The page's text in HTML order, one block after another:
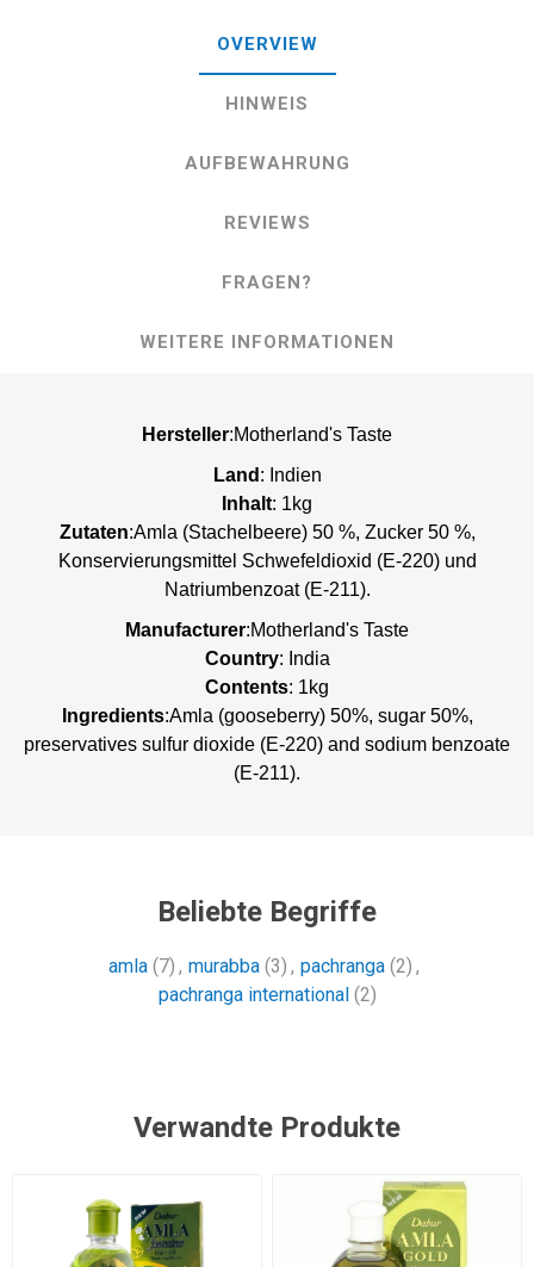
OVERVIEW
HINWEIS
AUFBEWAHRUNG
REVIEWS
FRAGEN?
WEITERE INFORMATIONEN
Hersteller:Motherland's Taste
Land : Indien
Inhalt: 1kg
Zutaten:Amla (Stachelbeere) 50 %, Zucker 50 %,
Konservierungsmittel Schwefeldioxid (E-220) und
Natriumbenzoat (E-211).
Manufacturer:Motherland's Taste
Country: India
Contents: 1kg
Ingredients:Amla (gooseberry) 50%, sugar 50%,
preservatives sulfur dioxide (E-220) and sodium benzoate
(E-211).
Beliebte Begriffe
amla (7) , murabba (3) , pachranga (2) ,
pachranga international (2)
Verwandte Produkte